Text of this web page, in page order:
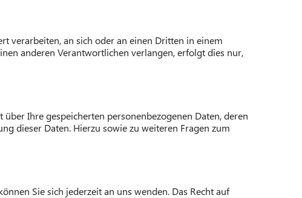
verarbeiten, an sich oder an einen Dritten in einem
anderen Verantwortlichen verlangen, erfolgt dies nur,
Ihre gespeicherten personenbezogenen Daten, deren
dieser Daten. Hierzu sowie zu weiteren Fragen zum
Sie sich jederzeit an uns wenden. Das Recht auf